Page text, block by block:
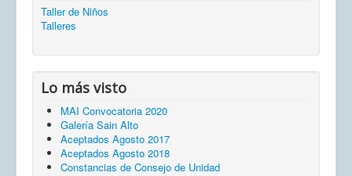
Taller de Niños
Talleres
Lo más visto
MAI Convocatoria 2020
Galería Sain Alto
Aceptados Agosto 2017
Aceptados Agosto 2018
Constancias de Consejo de Unidad